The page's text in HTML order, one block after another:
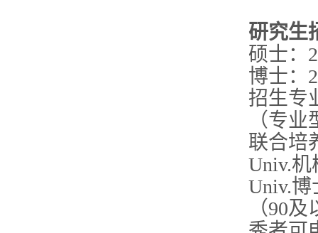
研究生
硕士：
博士：
招生专
（专业
联合培
Univ.机
Univ.
（90